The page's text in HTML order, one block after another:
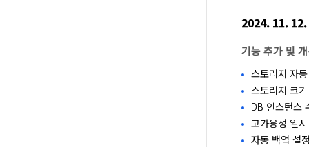
2024. 11. 12.
기능 추가 및
스토리지 자
스토리지 크
DB 인스턴스
고가용성 일
자동 백업 설